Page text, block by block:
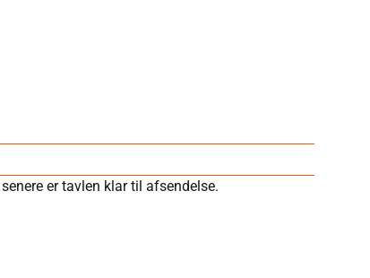
er tavlen klar til afsendelse.